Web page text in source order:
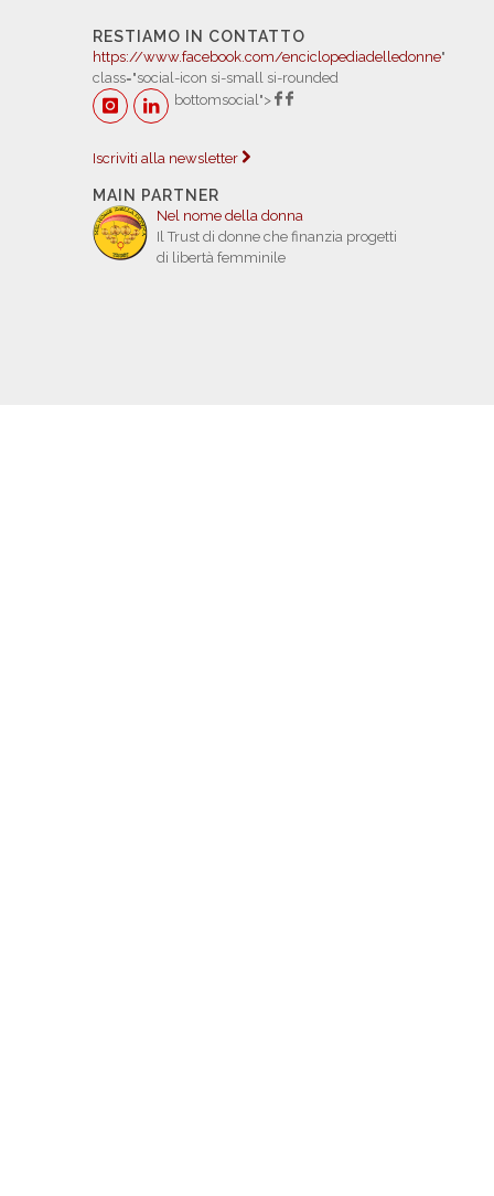
RESTIAMO IN CONTATTO
https://www.facebook.com/enciclopediadelledonne"
class="social-icon si-small si-rounded
bottomsocial">
Iscriviti alla newsletter
MAIN PARTNER
Nel nome della donna
Il Trust di donne che finanzia progetti
di libertà femminile